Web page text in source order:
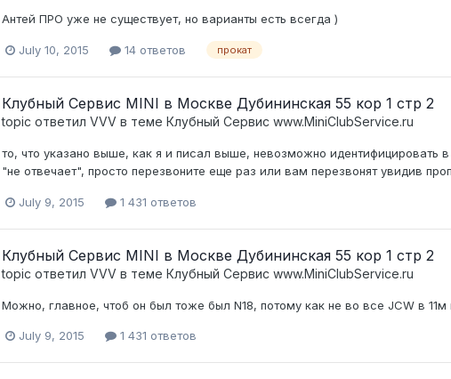
Антей ПРО уже не существует, но варианты есть всегда )
July 10, 2015 14 ответов прокат
Клубный Сервис MINI в Москве Дубининская 55 кор 1 стр 2
topic ответил VVVв теме Клубный Сервис www.MiniClubService.ru
то, что указано выше, как я и писал выше, невозможно идентифицировать
"не отвечает", просто перезвоните еще раз или вам перезвонят увидив
July 9, 2015 1 431 ответов
Клубный Сервис MINI в Москве Дубининская 55 кор 1 стр 2
topic ответил VVVв теме Клубный Сервис www.MiniClubService.ru
Можно, главное, чтоб он был тоже был N18, потому как не во все JCW в 11м
July 9, 2015 1 431 ответов